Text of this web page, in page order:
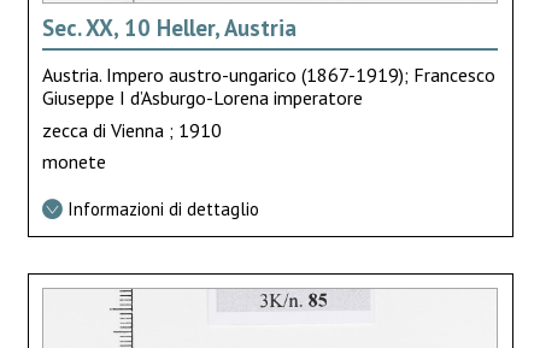
Sec. XX, 10 Heller, Austria
Austria. Impero austro-ungarico (1867-1919); Francesco
Giuseppe I d’Asburgo-Lorena imperatore
zecca di Vienna ; 1910
monete
Informazioni di dettaglio